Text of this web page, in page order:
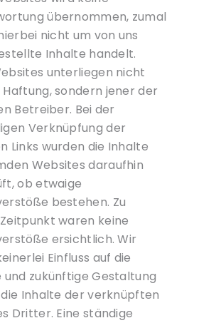
übernommen, zumal
nicht um von uns
Inhalte handelt.
unterliegen nicht
sondern jener der
Betreiber. Bei der
Verknüpfung der
Links wurden die Inhalte
Websites daraufhin
ob etwaige
bestehen. Zu
waren keine
ersichtlich. Wir
Einfluss auf die
und zukünftige Gestaltung
Inhalte der verknüpften
Dritter. Eine ständige